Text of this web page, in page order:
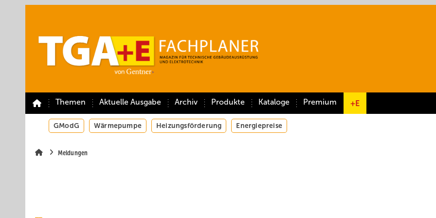
Themen Aktuelle Ausgabe Archiv Produkte Kataloge Premium +E
GModG Wärmepumpe Heizungsförderung Energiepreise
Meldungen